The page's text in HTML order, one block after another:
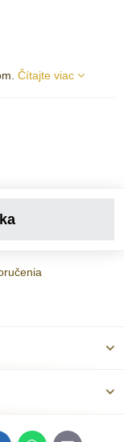
Čítajte viac